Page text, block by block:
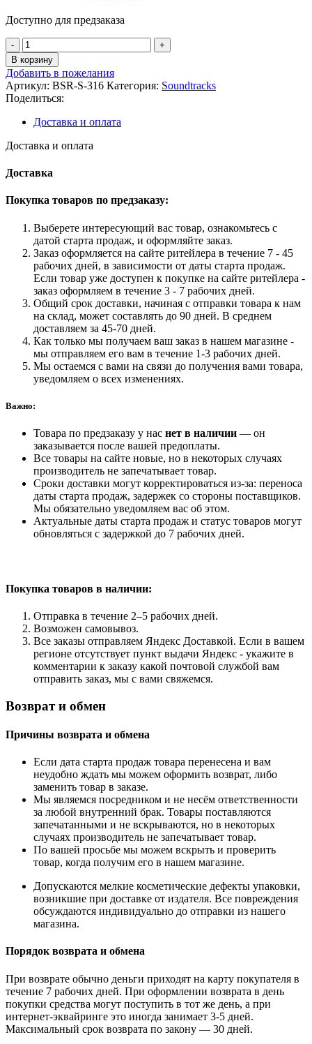
Доступно для предзаказа
Количество
товара
Takayuki
Nakamura,
Takenobu
Mitsuyoshi
&
Akiko
Hashimoto
Virtua
(Arcade/SEGA
Soundtrack)
В корзину
Добавить в пожелания
Артикул: BSR-S-316 Категория: Soundtracks
Поделиться:
Доставка и оплата
Доставка и оплата
Доставка
Покупка товаров по предзаказу:
Выберете интересующий вас товар, ознакомьтесь с
датой старта продаж, и оформляйте заказ.
Заказ оформляется на сайте ритейлера в течение 7 - 45
рабочих дней, в зависимости от даты старта продаж.
Если товар уже доступен к покупке на сайте ритейлера -
заказ оформляем в течение 3 - 7 рабочих дней.
Общий срок доставки, начиная с отправки товара к нам
на склад, может составлять до 90 дней. В среднем
доставляем за 45-70 дней.
Как только мы получаем ваш заказ в нашем магазине -
мы отправляем его вам в течение 1-3 рабочих дней.
Мы остаемся с вами на связи до получения вами товара,
уведомляем о всех изменениях.
Важно:
Товара по предзаказу у нас нет в наличии — он
заказывается после вашей предоплаты.
Все товары на сайте новые, но в некоторых случаях
производитель не запечатывает товар.
Сроки доставки могут корректироваться из-за: переноса
даты старта продаж, задержек со стороны поставщиков.
Мы обязательно уведомляем вас об этом.
Актуальные даты старта продаж и статус товаров могут
обновляться с задержкой до 7 рабочих дней.
Покупка товаров в наличии:
Отправка в течение 2–5 рабочих дней.
Возможен самовывоз.
Все заказы отправляем Яндекс Доставкой. Если в вашем
регионе отсутствует пункт выдачи Яндекс - укажите в
комментарии к заказу какой почтовой службой вам
отправить заказ, мы с вами свяжемся.
Возврат и обмен
Причины возврата и обмена
Если дата старта продаж товара перенесена и вам
неудобно ждать мы можем оформить возврат, либо
заменить товар в заказе.
Мы являемся посредником и не несём ответственности
за любой внутренний брак. Товары поставляются
запечатанными и не вскрываются, но в некоторых
случаях производитель не запечатывает товар.
По вашей просьбе мы можем вскрыть и проверить
товар, когда получим его в нашем магазине.
Допускаются мелкие косметические дефекты упаковки,
возникшие при доставке от издателя. Все повреждения
обсуждаются индивидуально до отправки из нашего
магазина.
Порядок возврата и обмена
При возврате обычно деньги приходят на карту покупателя в
течение 7 рабочих дней. При оформлении возврата в день
покупки средства могут поступить в тот же день, а при
интернет-эквайринге это иногда занимает 3-5 дней.
Максимальный срок возврата по закону — 30 дней.